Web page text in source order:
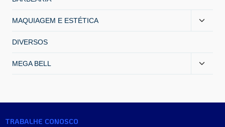
MAQUIAGEM E ESTÉTICA
DIVERSOS
MEGA BELL
TRABALHE CONOSCO